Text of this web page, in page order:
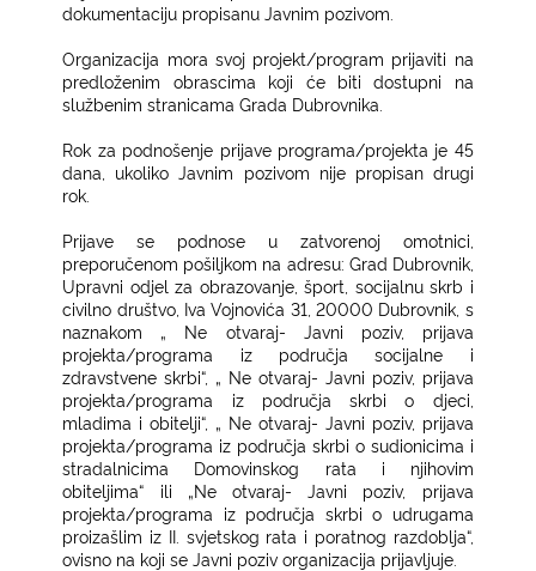
dokumentaciju propisanu Javnim pozivom.
Organizacija mora svoj projekt/program prijaviti na
predloženim obrascima koji će biti dostupni na
službenim stranicama Grada Dubrovnika.
Rok za podnošenje prijave programa/projekta je 45
dana, ukoliko Javnim pozivom nije propisan drugi
rok.
Prijave se podnose u zatvorenoj omotnici,
preporučenom pošiljkom na adresu: Grad Dubrovnik,
Upravni odjel za obrazovanje, šport, socijalnu skrb i
civilno društvo, Iva Vojnovića 31, 20000 Dubrovnik, s
naznakom „ Ne otvaraj- Javni poziv, prijava
projekta/programa iz područja socijalne i
zdravstvene skrbi“, „ Ne otvaraj- Javni poziv, prijava
projekta/programa iz područja skrbi o djeci,
mladima i obitelji“, „ Ne otvaraj- Javni poziv, prijava
projekta/programa iz područja skrbi o sudionicima i
stradalnicima Domovinskog rata i njihovim
obiteljima“ ili „Ne otvaraj- Javni poziv, prijava
projekta/programa iz područja skrbi o udrugama
proizašlim iz II. svjetskog rata i poratnog razdoblja“,
ovisno na koji se Javni poziv organizacija prijavljuje.